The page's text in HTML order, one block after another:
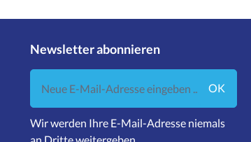
Newsletter abonnieren
Neue E-Mail-Adresse eingeben ...
OK
Wir werden Ihre E-Mail-Adresse niemals